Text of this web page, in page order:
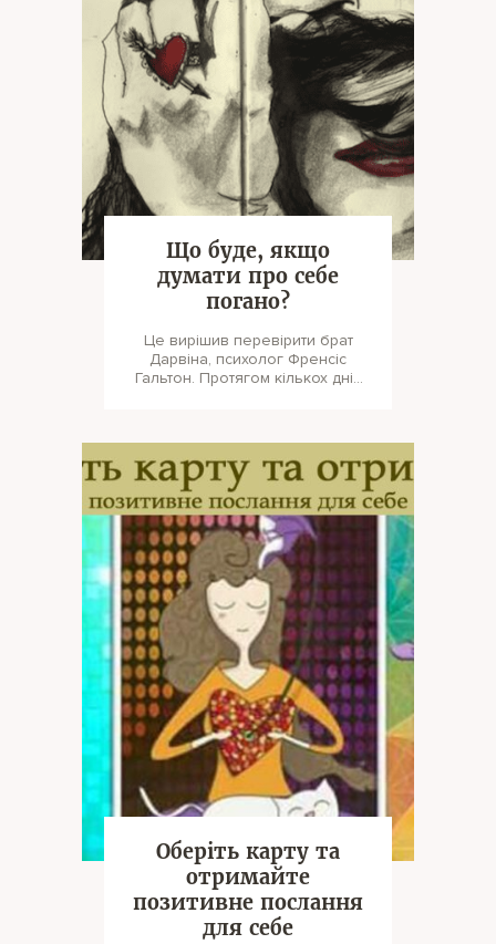
Що буде, якщо
думати про себе
погано?
Це вирішив перевірити брат
Дарвіна, психолог Френсіс
Гальтон. Протягом кількох днів
Оберіть карту та
отримайте
позитивне послання
для себе